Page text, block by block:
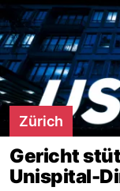
Zürich
Gericht
Unispital-